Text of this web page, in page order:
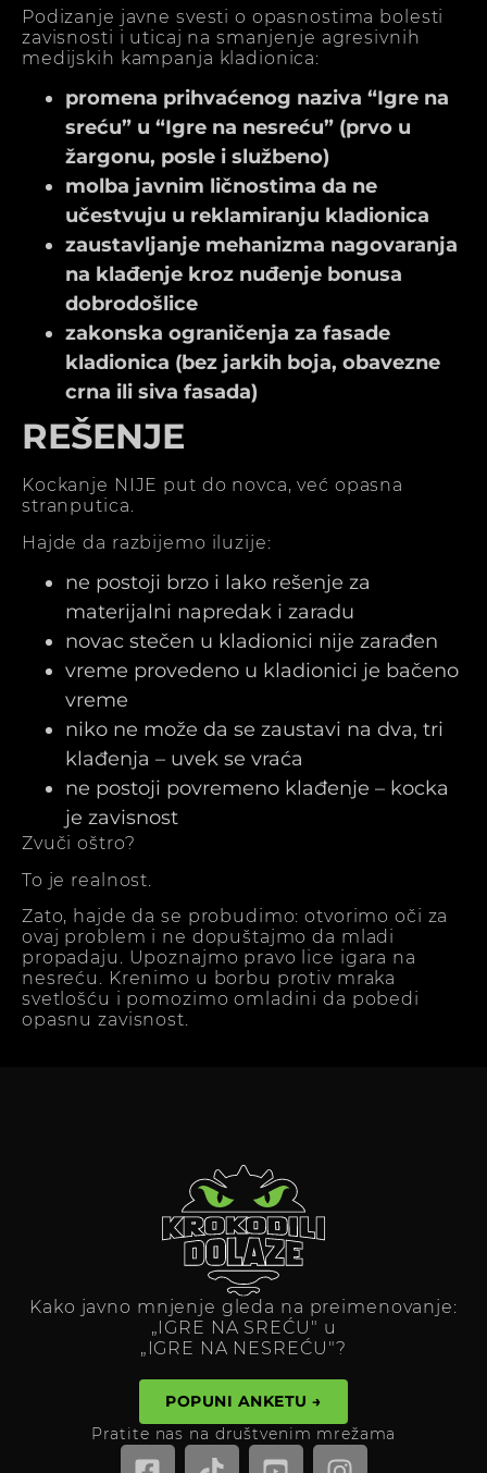
Podizanje javne svesti o opasnostima bolesti
zavisnosti i uticaj na smanjenje agresivnih
medijskih kampanja kladionica:
promena prihvaćenog naziva “Igre na
sreću” u “Igre na nesreću” (prvo u
žargonu, posle i službeno)
molba javnim ličnostima da ne
učestvuju u reklamiranju kladionica
zaustavljanje mehanizma nagovaranja
na klađenje kroz nuđenje bonusa
dobrodošlice
zakonska ograničenja za fasade
kladionica (bez jarkih boja, obavezne
crna ili siva fasada)
REŠENJE
Kockanje NIJE put do novca, već opasna
stranputica.
Hajde da razbijemo iluzije:
ne postoji brzo i lako rešenje za
materijalni napredak i zaradu
novac stečen u kladionici nije zarađen
vreme provedeno u kladionici je bačeno
vreme
niko ne može da se zaustavi na dva, tri
klađenja – uvek se vraća
ne postoji povremeno klađenje – kocka
je zavisnost
Zvuči oštro?
To je realnost.
Zato, hajde da se probudimo: otvorimo oči za
ovaj problem i ne dopuštajmo da mladi
propadaju. Upoznajmo pravo lice igara na
nesreću. Krenimo u borbu protiv mraka
svetlošću i pomozimo omladini da pobedi
opasnu zavisnost.
Kako javno mnjenje gleda na preimenovanje:
„IGRE NA SREĆU" u
„IGRE NA NESREĆU"?
POPUNI ANKETU →
Pratite nas na društvenim mrežama